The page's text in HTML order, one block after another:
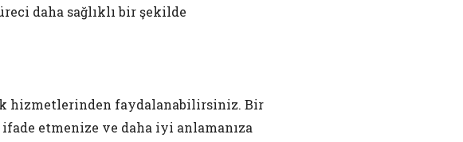
daha sağlıklı bir şekilde
hizmetlerinden faydalanabilirsiniz. Bir
etmenize ve daha iyi anlamanıza